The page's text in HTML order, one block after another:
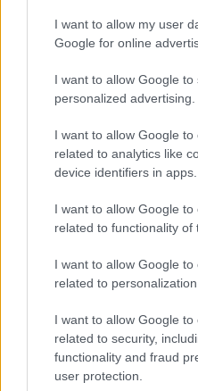
I want to allow my user
Google for online
I want to allow Google to
personalized advertising.
I want to allow Google to
related to analytics like
device identifiers in apps.
I want to allow Google to
related to functionality of
I want to allow Google to
related to personalization.
I want to allow Google to
related to security,
functionality and fraud
user protection.
VECSEI H. MIKLÓS
A bejegyzés trackback
Kommentek:
A hozzászólások avonatkozó
nem vállal, azokat nem ellenőrzi.
Részletek aFelhasználási feltételekben